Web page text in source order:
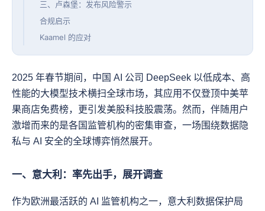
三、卢森堡：发布风险警示
合规启示
Kaamel 的应对
2025 年春节期间，中国 AI 公司 DeepSeek 以低成本、高
性能的大模型技术横扫全球市场，其应用不仅登顶中美苹
果商店免费榜，更引发美股科技股震荡。然而，伴随用户
激增而来的是各国监管机构的密集审查，一场围绕数据隐
私与 AI 安全的全球博弈悄然展开。
一、意大利：率先出手，展开调查
作为欧洲最活跃的 AI 监管机构之一，意大利数据保护局